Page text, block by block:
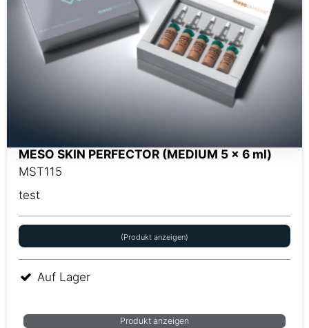
MESO SKIN PERFECTOR (MEDIUM 5 x 6 ml)
MST115
test
(Produkt anzeigen)
Auf Lager
Produkt anzeigen